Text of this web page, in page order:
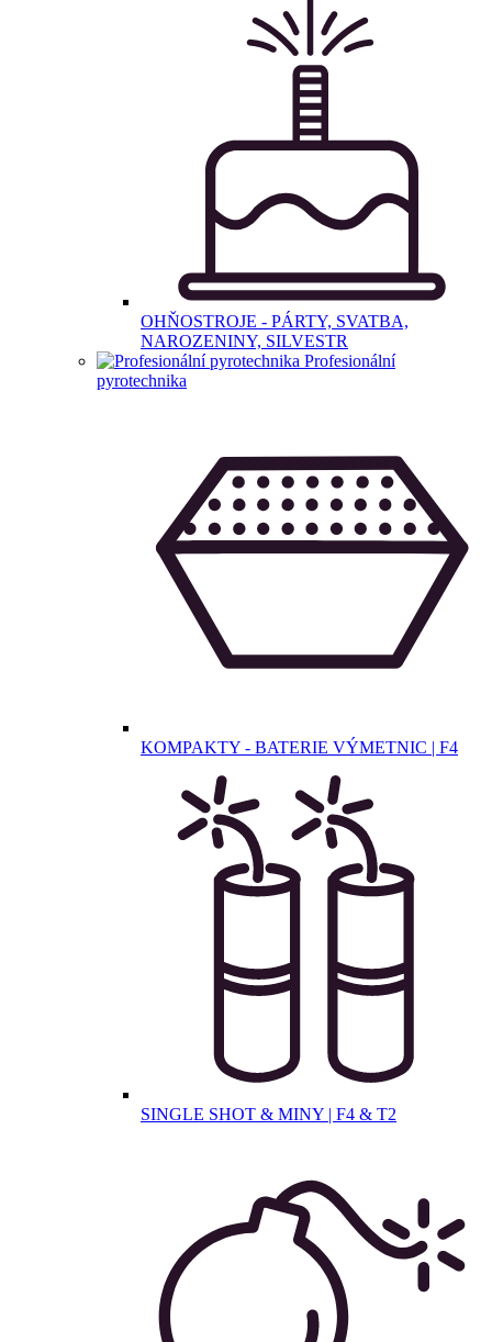
OHŇOSTROJE - PÁRTY, SVATBA,
NAROZENINY, SILVESTR
Profesionální
pyrotechnika
KOMPAKTY - BATERIE VÝMETNIC | F4
SINGLE SHOT & MINY | F4 & T2